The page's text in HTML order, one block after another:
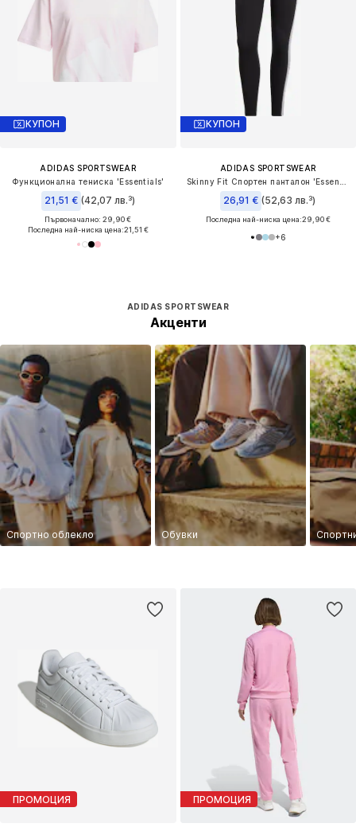
КУПОН
ADIDAS SPORTSWEAR
Функционална тениска 'Essentials'
21,51 € (42,07 лв.³)
Първоначално: 29,90 €
Последна най-ниска цена:21,51 €
КУПОН
ADIDAS SPORTSWEAR
26,91 € (52,63 лв.³)
Последна най-ниска цена:29,90 €
+6
ADIDAS SPORTSWEAR
Акценти
Спортно облекло Обувки
ПРОМОЦИЯ ПРОМОЦИЯ